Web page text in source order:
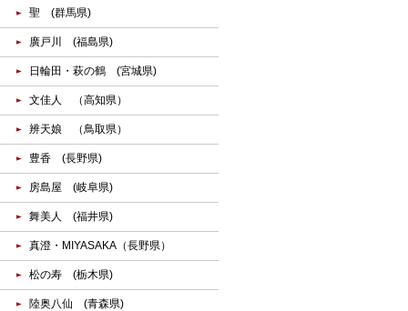
聖 (群馬県)
廣戸川 (福島県)
日輪田・萩の鶴 (宮城県)
文佳人 （高知県）
辨天娘 （鳥取県）
豊香 (長野県)
房島屋 (岐阜県)
舞美人 (福井県)
真澄・MIYASAKA（長野県）
松の寿 (栃木県)
陸奥八仙 (青森県)